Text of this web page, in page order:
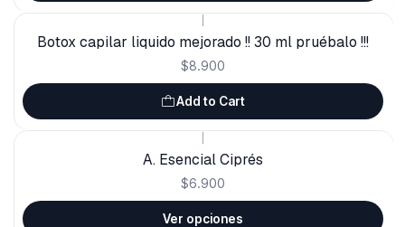
Botox capilar liquido mejorado !! 30 ml pruébalo !!!
$8.900
Add to Cart
A. Esencial Ciprés
$6.900
Ver opciones